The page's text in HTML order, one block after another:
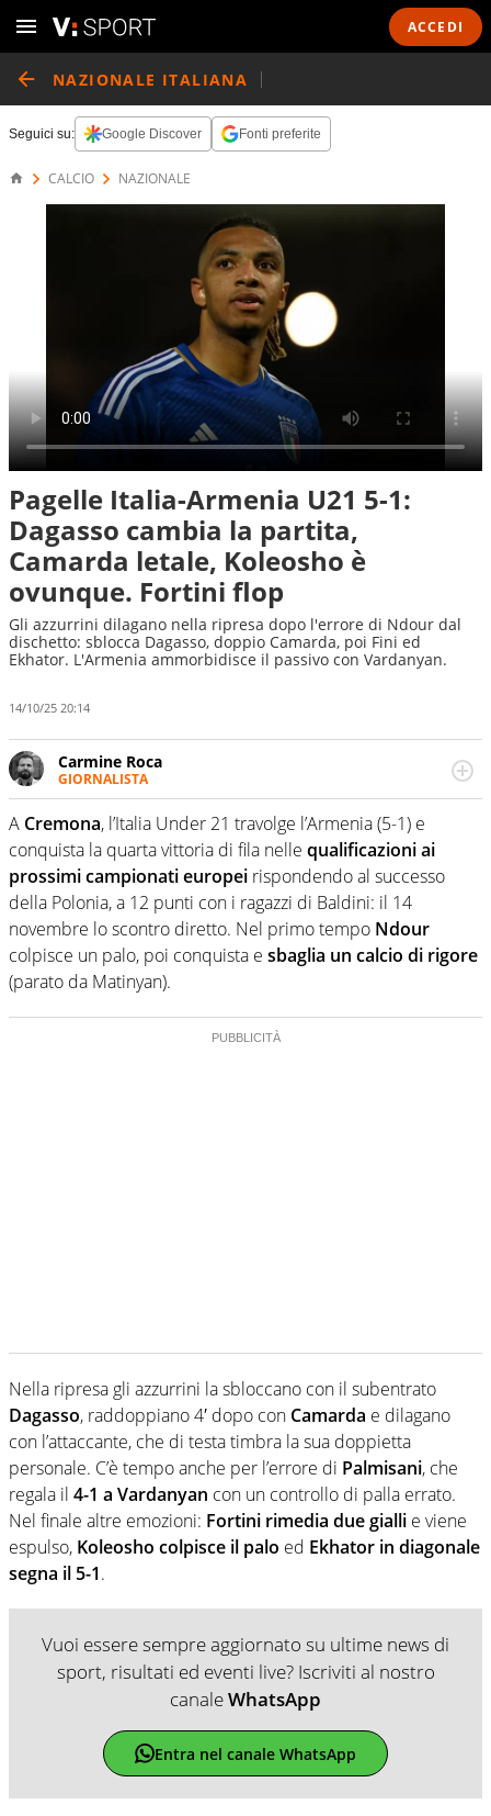
ACCEDI
NAZIONALE ITALIANA
Seguici su: Google Discover Fonti preferite
CALCIO NAZIONALE
Pagelle Italia-Armenia U21 5-1:
Dagasso cambia la partita,
Camarda letale, Koleosho è
ovunque. Fortini flop
Gli azzurrini dilagano nella ripresa dopo l'errore di Ndour dal
dischetto: sblocca Dagasso, doppio Camarda, poi Fini ed
Ekhator. L'Armenia ammorbidisce il passivo con Vardanyan.
14/10/25 20:14
Carmine Roca
GIORNALISTA
Giornalista pubblicista, appassionato di calcio in tutte le
sue sfaccettature, con una particolare predilezione per i
campionati minori.
A Cremona, l’Italia Under 21 travolge l’Armenia (5-1) e
conquista la quarta vittoria di fila nelle qualificazioni ai
prossimi campionati europei rispondendo al successo
della Polonia, a 12 punti con i ragazzi di Baldini: il 14
novembre lo scontro diretto. Nel primo tempo Ndour
colpisce un palo, poi conquista e sbaglia un calcio di rigore
(parato da Matinyan).
Nella ripresa gli azzurrini la sbloccano con il subentrato
Dagasso, raddoppiano 4′ dopo con Camarda e dilagano
con l’attaccante, che di testa timbra la sua doppietta
personale. C’è tempo anche per l’errore di Palmisani, che
regala il 4-1 a Vardanyan con un controllo di palla errato.
Nel finale altre emozioni: Fortini rimedia due gialli e viene
espulso, Koleosho colpisce il palo ed Ekhator in diagonale
segna il 5-1.
Vuoi essere sempre aggiornato su ultime news di
sport, risultati ed eventi live? Iscriviti al nostro
canaleWhatsApp
Entra nel canale WhatsApp